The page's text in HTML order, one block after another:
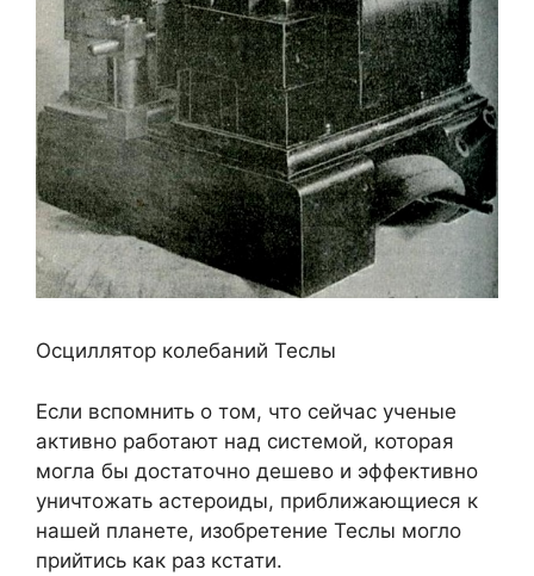
Осциллятор колебаний Теслы
Если вспомнить о том, что сейчас ученые
активно работают над системой, которая
могла бы достаточно дешево и эффективно
уничтожать астероиды, приближающиеся к
нашей планете, изобретение Теслы могло
прийтись как раз кстати.